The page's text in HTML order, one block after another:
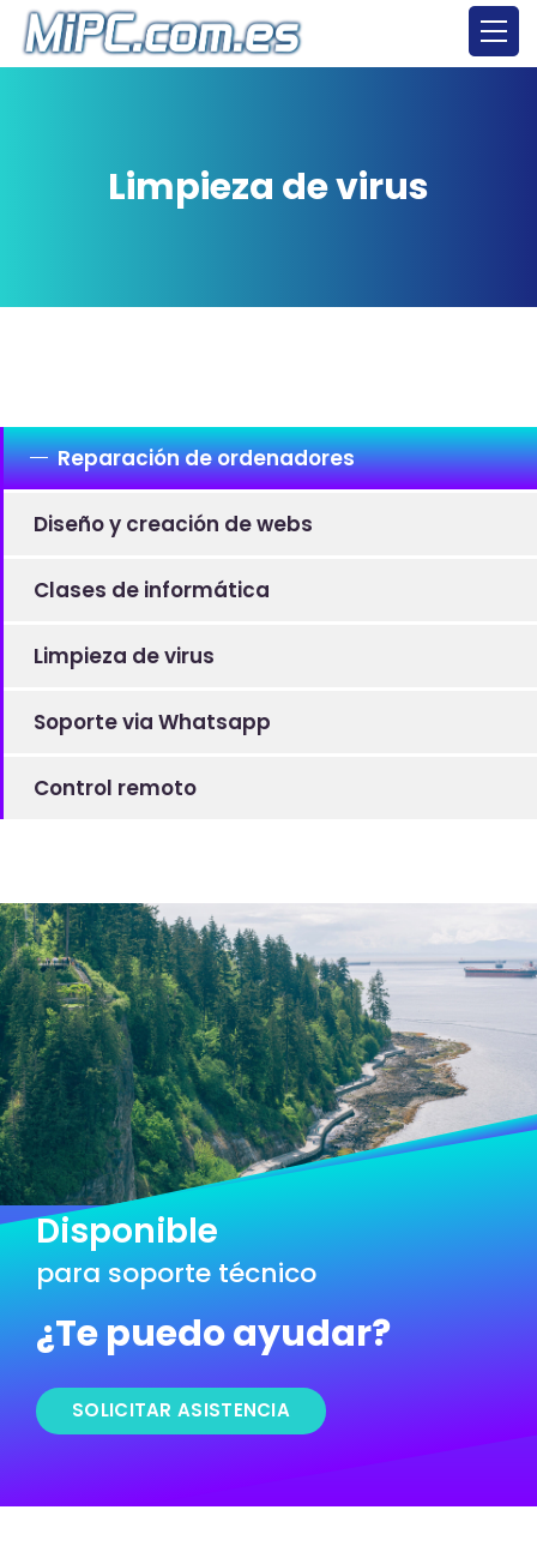
Limpieza de virus
Reparación de ordenadores
Diseño y creación de webs
Clases de informática
Limpieza de virus
Soporte via Whatsapp
Control remoto
Disponible
para soporte técnico
¿Te puedo ayudar?
SOLICITAR ASISTENCIA